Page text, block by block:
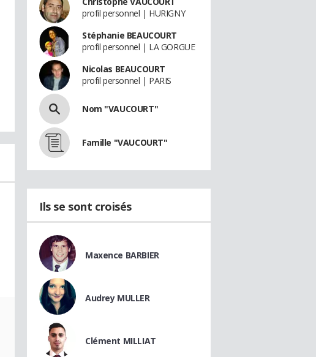
profil personnel | HURIGNY
Stéphanie BEAUCOURT
profil personnel | LA GORGUE
Nicolas BEAUCOURT
profil personnel | PARIS
Nom "VAUCOURT"
Famille "VAUCOURT"
Ils se sont croisés
Maxence BARBIER
Audrey MULLER
Clément MILLIAT